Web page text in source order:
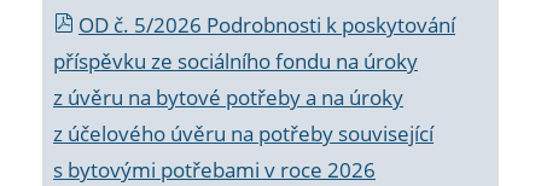
OD č. 5/2026 Podrobnosti k poskytování
příspěvku ze sociálního fondu na úroky
z úvěru na bytové potřeby a na úroky
z účelového úvěru na potřeby související
s bytovými potřebami v roce 2026